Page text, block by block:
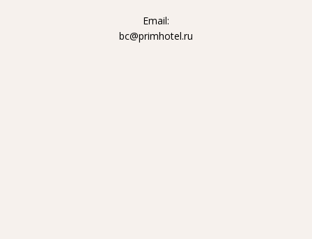
Email:
bc@primhotel.ru